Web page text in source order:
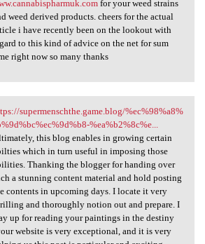
for your weed strains
weed derived products. cheers for the actual
i have recently been on the lookout with
to this kind of advice on the net for sum
right now so many thanks
supermenschthe.game
supermenschthe.game.blog/%ec%98%a8%
%ea%b2%8c%e...
this blog enables in growing certain
which in turn useful in imposing those
Thanking the blogger for handing over
a stunning content material and hold posting
contents in upcoming days. I locate it very
and thoroughly notion out and prepare. I
up for reading your paintings in the destiny
website is very exceptional, and it is very